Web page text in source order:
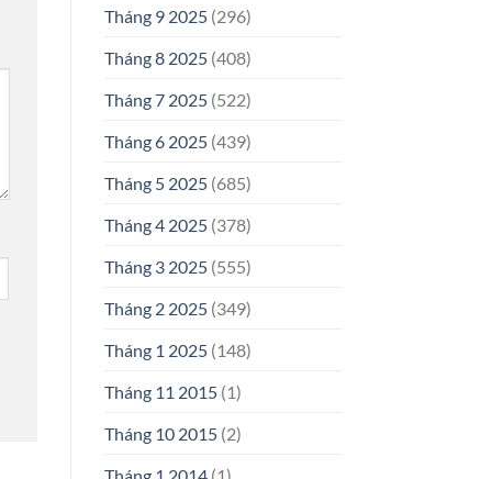
Tháng 9 2025(296)
Tháng 8 2025(408)
Tháng 7 2025(522)
Tháng 6 2025(439)
Tháng 5 2025(685)
Tháng 4 2025(378)
Tháng 3 2025(555)
Tháng 2 2025(349)
Tháng 1 2025(148)
Tháng 11 2015(1)
Tháng 10 2015(2)